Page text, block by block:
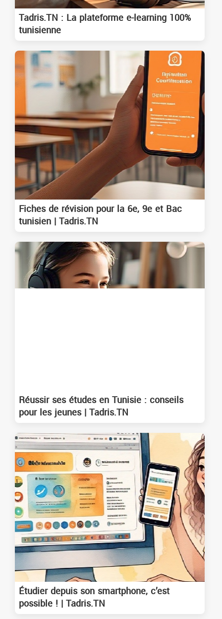
Tadris.TN : La plateforme e-learning 100%
tunisienne
Fiches de révision pour la 6e, 9e et Bac
tunisien | Tadris.TN
Réussir ses études en Tunisie : conseils
pour les jeunes | Tadris.TN
Étudier depuis son smartphone, c’est
possible ! | Tadris.TN